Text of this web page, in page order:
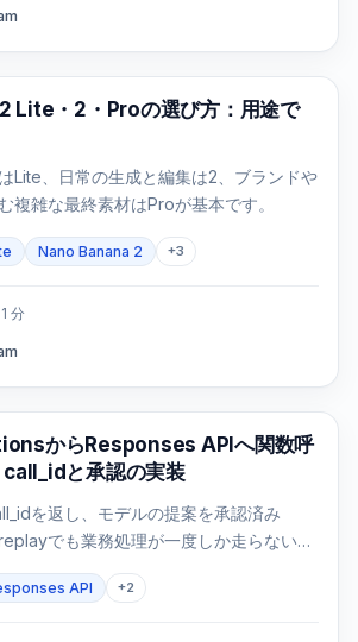
Lite・2・Proの選び方：用途で
Lite、日常の生成と編集は2、ブランドや
複雑な最終素材はProが基本です。
Nano Banana 2 +3
分
からResponses APIへ関数呼
と承認の実装
を返し、モデルの提案を承認済み
でも業務処理が一度しか走らないこ
API +2